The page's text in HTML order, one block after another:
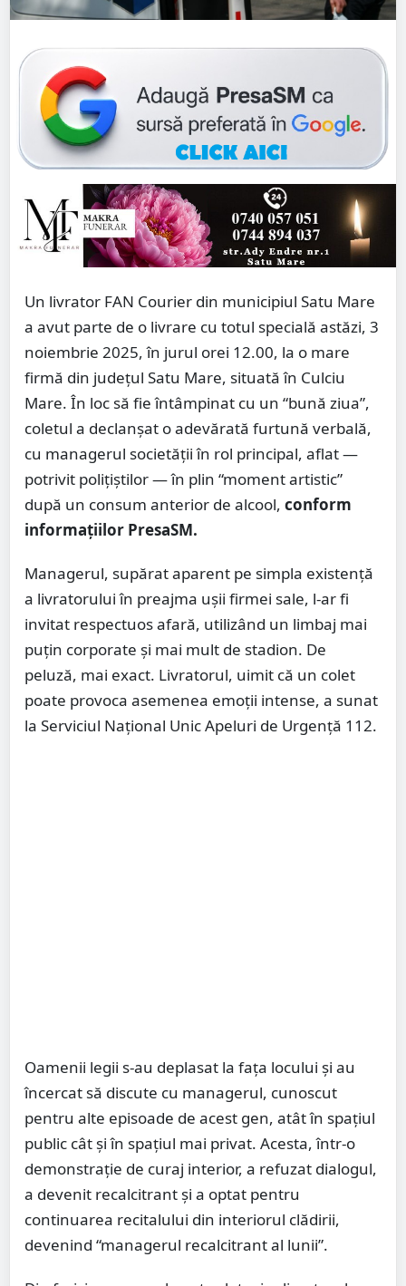
Un livrator FAN Courier din municipiul Satu Mare
a avut parte de o livrare cu totul specială astăzi, 3
noiembrie 2025, în jurul orei 12.00, la o mare
firmă din județul Satu Mare, situată în Culciu
Mare. În loc să fie întâmpinat cu un “bună ziua”,
coletul a declanșat o adevărată furtună verbală,
cu managerul societății în rol principal, aflat —
potrivit polițiștilor — în plin “moment artistic”
după un consum anterior de alcool, conform
informațiilor PresaSM.
Managerul, supărat aparent pe simpla existență
a livratorului în preajma ușii firmei sale, l-ar fi
invitat respectuos afară, utilizând un limbaj mai
puțin corporate și mai mult de stadion. De
peluză, mai exact. Livratorul, uimit că un colet
poate provoca asemenea emoții intense, a sunat
la Serviciul Național Unic Apeluri de Urgență 112.
Oamenii legii s-au deplasat la fața locului și au
încercat să discute cu managerul, cunoscut
pentru alte episoade de acest gen, atât în spațiul
public cât și în spațiul mai privat. Acesta, într-o
demonstrație de curaj interior, a refuzat dialogul,
a devenit recalcitrant și a optat pentru
continuarea recitalului din interiorul clădirii,
devenind “managerul recalcitrant al lunii”.